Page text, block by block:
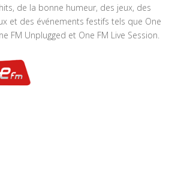
de la bonne humeur, des jeux, des
et des événements festifs tels que One
FM Unplugged et One FM Live Session.